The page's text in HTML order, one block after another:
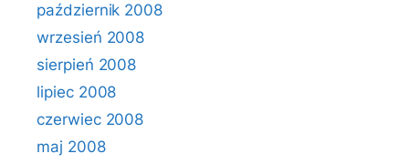
październik 2008
wrzesień 2008
sierpień 2008
lipiec 2008
czerwiec 2008
maj 2008